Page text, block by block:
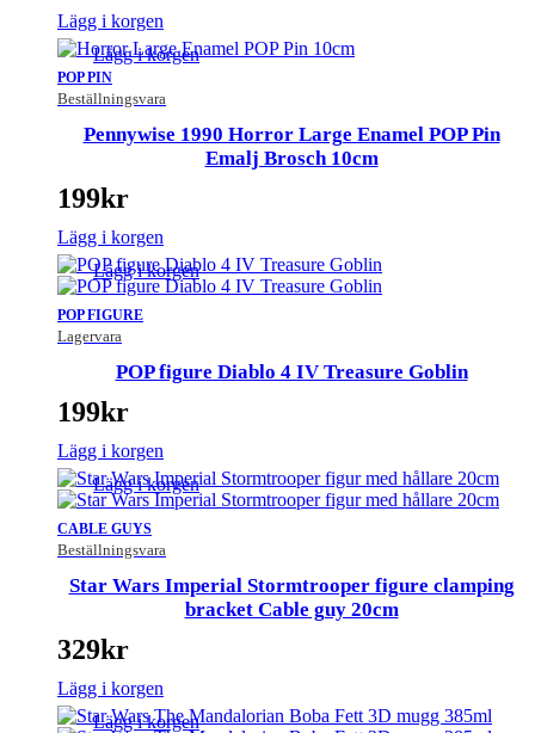
Lägg i korgen
POP PIN
Beställningsvara
Lägg i korgen
Pennywise 1990 Horror Large Enamel POP Pin
Emalj Brosch 10cm
199kr
Lägg i korgen
POP FIGURE
Lagervara
Lägg i korgen
POP figure Diablo 4 IV Treasure Goblin
199kr
Lägg i korgen
CABLE GUYS
Beställningsvara
Lägg i korgen
Star Wars Imperial Stormtrooper figure clamping
bracket Cable guy 20cm
329kr
Lägg i korgen
Lägg i korgen